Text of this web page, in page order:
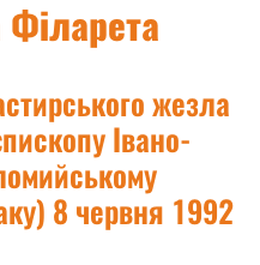
Філарета
жезла
Івано-
8 червня 1992